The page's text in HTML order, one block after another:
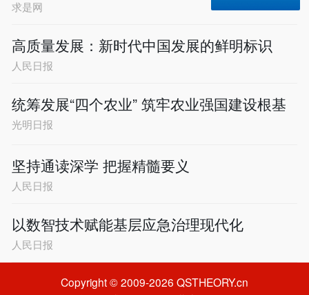
求是网
高质量发展：新时代中国发展的鲜明标识
人民日报
统筹发展“四个农业” 筑牢农业强国建设根基
光明日报
坚持通读深学 把握精髓要义
人民日报
以数智技术赋能基层应急治理现代化
人民日报
Copyright © 2009-2026 QSTHEORY.cn